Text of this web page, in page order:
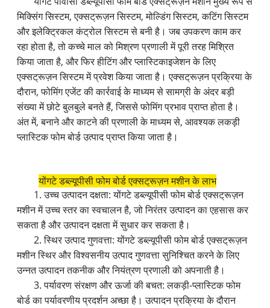
मिक्सिंग सिस्टम, एक्सट्रूज़न सिस्टम, मोल्डिंग सिस्टम, कटिंग सिस्टम
और इलेक्ट्रिकल कंट्रोल सिस्टम से बनी है। जब उपकरण काम कर
रहा होता है, तो कच्चे माल को मिश्रण प्रणाली में पूरी तरह मिश्रित
किया जाता है, और फिर हीटिंग और प्लास्टिकाइजेशन के लिए
एक्सट्रूज़न सिस्टम में प्रवेश किया जाता है। एक्सट्रूज़न प्रक्रिया के
दौरान, फोमिंग एजेंट की कार्रवाई के माध्यम से सामग्री के अंदर बड़ी
संख्या में छोटे बुलबुले बनते हैं, जिससे फोमिंग प्रभाव प्राप्त होता है।
अंत में, बनाने और काटने की प्रणाली के माध्यम से, आवश्यक लकड़ी
प्लास्टिक फोम बोर्ड उत्पाद प्राप्त किया जाता है।
योंगटे डब्ल्यूपीसी फोम बोर्ड एक्सट्रूज़न मशीन के लाभ
1. उच्च उत्पादन दक्षता: योंगटे डब्ल्यूपीसी फोम बोर्ड एक्सट्रूज़न
मशीन में उच्च स्तर का स्वचालन है, जो निरंतर उत्पादन का एहसास कर
सकता है और उत्पादन दक्षता में सुधार कर सकता है।
2. स्थिर उत्पाद गुणवत्ता: योंगटे डब्ल्यूपीसी फोम बोर्ड एक्सट्रूज़न
मशीन स्थिर और विश्वसनीय उत्पाद गुणवत्ता सुनिश्चित करने के लिए
उन्नत उत्पादन तकनीक और नियंत्रण प्रणाली को अपनाती है।
3. पर्यावरण संरक्षण और ऊर्जा की बचत: लकड़ी-प्लास्टिक फोम
बोर्ड का पर्यावरणीय प्रदर्शन अच्छा है। उत्पादन प्रक्रिया के दौरान